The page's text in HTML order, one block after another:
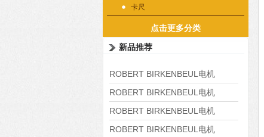
卡尺
点击更多分类
新品推荐
ROBERT BIRKENBEUL电机
8APE225M-4-IE3
ROBERT BIRKENBEUL电机
8APE180L-4 IE3
ROBERT BIRKENBEUL电机
8APE160M-6 IE3
ROBERT BIRKENBEUL电机